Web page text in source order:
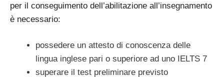
per il conseguimento dell’abilitazione all’insegnamento
è necessario:
possedere un attesto di conoscenza delle
lingua inglese pari o superiore ad uno IELTS 7
superare il test preliminare previsto